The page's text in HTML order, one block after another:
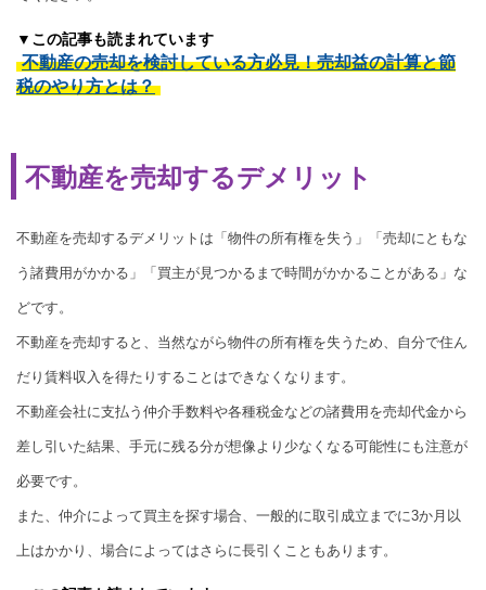
▼この記事も読まれています
不動産の売却を検討している方必見！売却益の計算と節
税のやり方とは？
不動産を売却するデメリット
不動産を売却するデメリットは「物件の所有権を失う」「売却にともな
う諸費用がかかる」「買主が見つかるまで時間がかかることがある」な
どです。
不動産を売却すると、当然ながら物件の所有権を失うため、自分で住ん
だり賃料収入を得たりすることはできなくなります。
不動産会社に支払う仲介手数料や各種税金などの諸費用を売却代金から
差し引いた結果、手元に残る分が想像より少なくなる可能性にも注意が
必要です。
また、仲介によって買主を探す場合、一般的に取引成立までに3か月以
上はかかり、場合によってはさらに長引くこともあります。